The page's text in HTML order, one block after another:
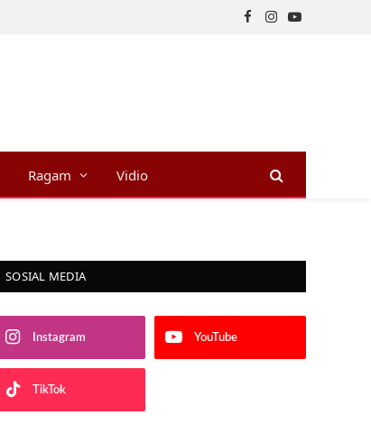
Facebook
Instagram
YouTube
Ragam Vidio
SOSIAL MEDIA
Instagram YouTube
TikTok